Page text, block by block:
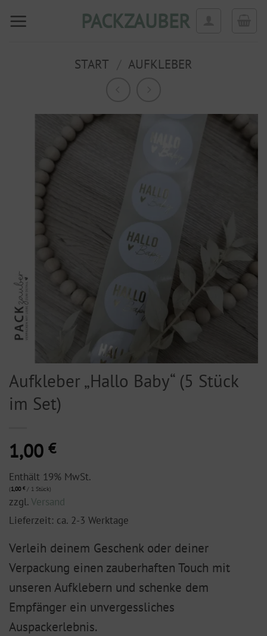
Inhalt
PACKZAUBER
START AUFKLEBER
Aufkleber „Hallo Baby“ (5 Stück
im Set)
1,00 €
Enthält 19% MwSt.
(1,00 €/ 1 Stück)
zzgl.Versand
Lieferzeit: ca. 2-3 Werktage
Verleih deinem Geschenk oder deiner
Verpackung einen zauberhaften Touch mit
unseren Aufklebern und schenke dem
Empfänger ein unvergessliches
Auspackerlebnis.